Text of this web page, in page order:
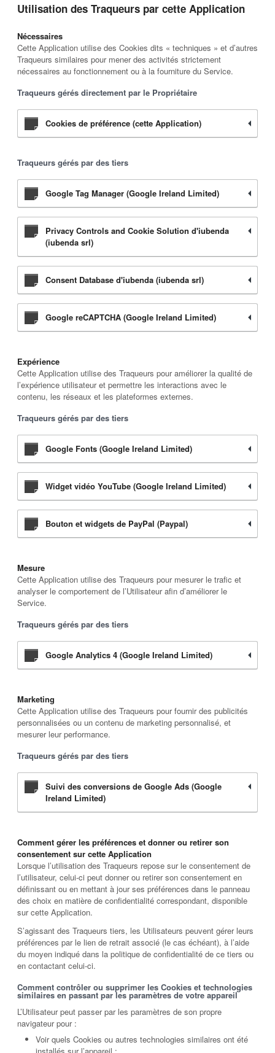
Utilisation des Traqueurs par cette Application
Nécessaires
Cette Application utilise des Cookies dits « techniques » et d’autres
Traqueurs similaires pour mener des activités strictement
nécessaires au fonctionnement ou à la fourniture du Service.
Traqueurs gérés directement par le Propriétaire
Cookies de préférence (cette Application)
Traqueurs gérés par des tiers
Google Tag Manager (Google Ireland Limited)
Privacy Controls and Cookie Solution d'iubenda
(iubenda srl)
Consent Database d'iubenda (iubenda srl)
Google reCAPTCHA (Google Ireland Limited)
Expérience
Cette Application utilise des Traqueurs pour améliorer la qualité de
l’expérience utilisateur et permettre les interactions avec le
contenu, les réseaux et les plateformes externes.
Traqueurs gérés par des tiers
Google Fonts (Google Ireland Limited)
Widget vidéo YouTube (Google Ireland Limited)
Bouton et widgets de PayPal (Paypal)
Mesure
Cette Application utilise des Traqueurs pour mesurer le trafic et
analyser le comportement de l’Utilisateur afin d’améliorer le
Service.
Traqueurs gérés par des tiers
Google Analytics 4 (Google Ireland Limited)
Marketing
Cette Application utilise des Traqueurs pour fournir des publicités
personnalisées ou un contenu de marketing personnalisé, et
mesurer leur performance.
Traqueurs gérés par des tiers
Suivi des conversions de Google Ads (Google
Ireland Limited)
Comment gérer les préférences et donner ou retirer son
consentement sur cette Application
Lorsque l’utilisation des Traqueurs repose sur le consentement de
l’utilisateur, celui-ci peut donner ou retirer son consentement en
définissant ou en mettant à jour ses préférences dans le panneau
des choix en matière de confidentialité correspondant, disponible
sur cette Application.
S’agissant des Traqueurs tiers, les Utilisateurs peuvent gérer leurs
préférences par le lien de retrait associé (le cas échéant), à l’aide
du moyen indiqué dans la politique de confidentialité de ce tiers ou
en contactant celui-ci.
Comment contrôler ou supprimer les Cookies et technologies
similaires en passant par les paramètres de votre appareil
L’Utilisateur peut passer par les paramètres de son propre
navigateur pour :
Voir quels Cookies ou autres technologies similaires ont été